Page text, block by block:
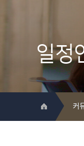
한국교통
대학
일정
커